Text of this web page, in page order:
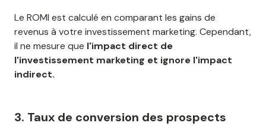
Le ROMI est calculé en comparant les gains de
revenus à votre investissement marketing. Cependant,
il ne mesure que l'impact direct de
l'investissement marketing et ignore l'impact
indirect.
3. Taux de conversion des prospects